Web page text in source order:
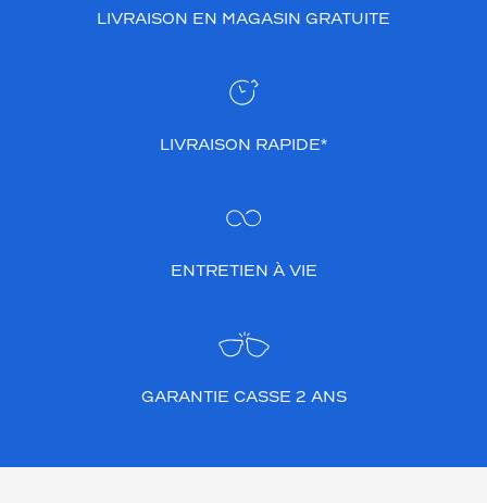
LIVRAISON EN MAGASIN GRATUITE
LIVRAISON RAPIDE*
ENTRETIEN À VIE
GARANTIE CASSE 2 ANS